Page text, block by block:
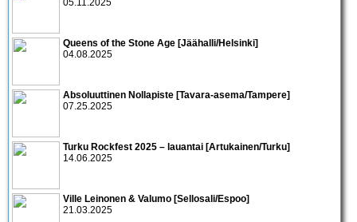
05.11.2025
Queens of the Stone Age [Jäähalli/Helsinki]
04.08.2025
Absoluuttinen Nollapiste [Tavara-asema/Tampere]
07.25.2025
Turku Rockfest 2025 – lauantai [Artukainen/Turku]
14.06.2025
Ville Leinonen & Valumo [Sellosali/Espoo]
21.03.2025